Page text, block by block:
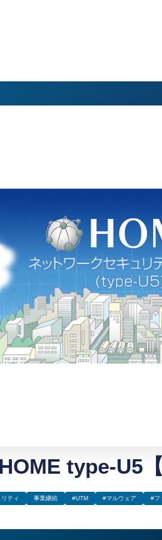
type-U5
ティ 事業継続 #UTM #マルウェア #フ